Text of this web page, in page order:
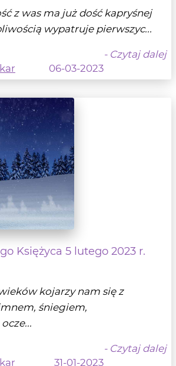
z was ma już dość kapryśnej
wypatruje pierwszyc...
- Czytaj dalej
06-03-2023
Księżyca 5 lutego 2023 r.
kojarzy nam się z
śniegiem,
- Czytaj dalej
31-01-2023